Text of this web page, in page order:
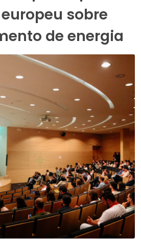
sobre
de energia